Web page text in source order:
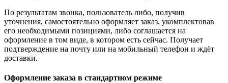
По результатам звонка, пользователь либо, получив
уточнения, самостоятельно оформляет заказ, укомплектовав
его необходимыми позициями, либо соглашается на
оформление в том виде, в котором есть сейчас. Получает
подтверждение на почту или на мобильный телефон и ждёт
доставки.
Оформление заказа в стандартном режиме